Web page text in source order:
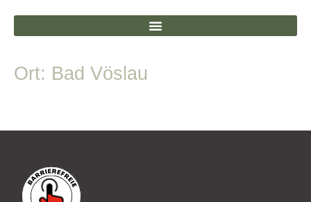
Ort: Bad Vöslau